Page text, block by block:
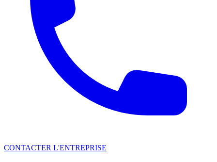
CONTACTER L'ENTREPRISE